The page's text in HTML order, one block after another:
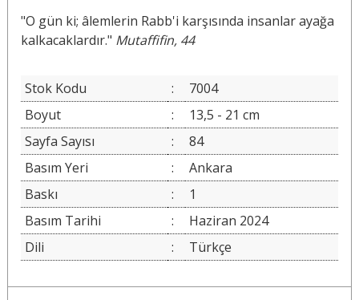
"O gün ki; âlemlerin Rabb'i karşısında insanlar ayağa
kalkacaklardır." Mutaffifin, 44
Stok Kodu :
7004
Boyut
:
13,5 - 21 cm
Sayfa Sayısı
:
84
Basım Yeri
:
Ankara
Baskı
:
1
Basım Tarihi
:
Haziran 2024
Dili
: Türkçe